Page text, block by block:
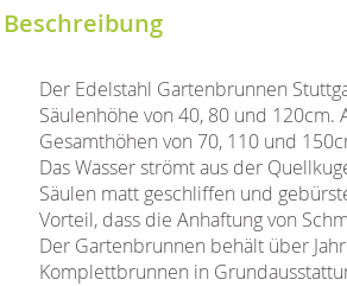
Beschreibung
Der Edelstahl Gartenbrunnen
Säulenhöhe von 40, 80 und
Gesamthöhen von 70, 110 und
Das Wasser strömt aus der
Säulen matt geschliffen und
Vorteil, dass die Anhaftung von
Der Gartenbrunnen behält über
Komplettbrunnen in